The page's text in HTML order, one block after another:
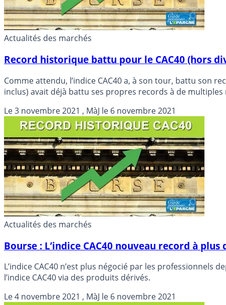
Actualités des marchés
Record historique battu pour le CAC40 (hors
Comme attendu, l’indice CAC40 a, à son tour, battu son record historique en
inclus) avait déjà battu ses propres records à de
Le3 novembre 2021 , MàJ le 6 novembre 2021
Actualités des marchés
Bourse : L’indice CAC40 nouveau record à
L’indice CAC40 n’est plus négocié par les
l’indice CAC40 via des produits dérivés.
Le4 novembre 2021 , MàJ le 6 novembre 2021